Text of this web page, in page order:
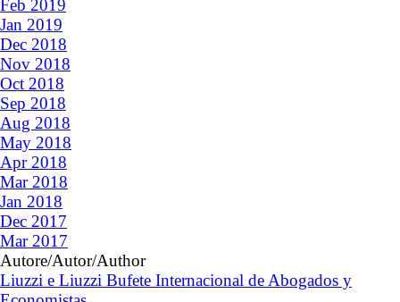
Feb 2019
Jan 2019
Dec 2018
Nov 2018
Oct 2018
Sep 2018
Aug 2018
May 2018
Apr 2018
Mar 2018
Jan 2018
Dec 2017
Mar 2017
Autore/Autor/Author
Liuzzi e Liuzzi Bufete Internacional de Abogados y